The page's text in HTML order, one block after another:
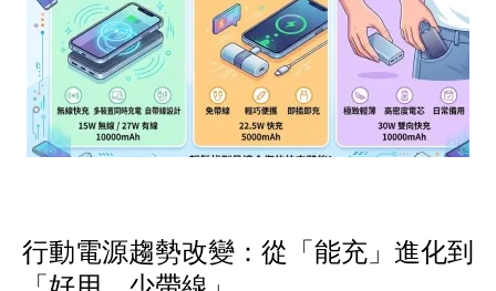
行動電源趨勢改變：從「能充」進化到